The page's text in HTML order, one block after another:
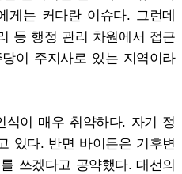
게는 커다란 이슈다. 그런데
등 행정 관리 차원에서 접근
이 주지사로 있는 지역이라
식이 매우 취약하다. 자기 정
있다. 반면 바이든은 기후변
쓰겠다고 공약했다. 대선의